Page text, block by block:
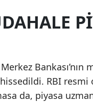
RBI resmi
da, piyasa